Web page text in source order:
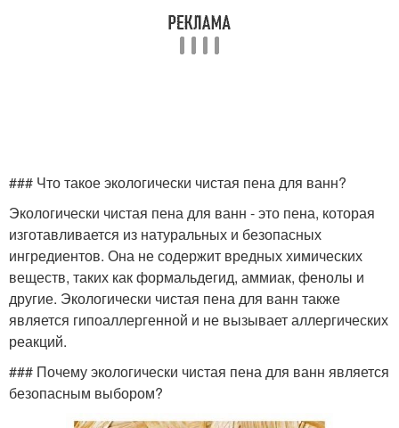
### Что такое экологически чистая пена для ванн?
Экологически чистая пена для ванн - это пена, которая
изготавливается из натуральных и безопасных
ингредиентов. Она не содержит вредных химических
веществ, таких как формальдегид, аммиак, фенолы и
другие. Экологически чистая пена для ванн также
является гипоаллергенной и не вызывает аллергических
реакций.
### Почему экологически чистая пена для ванн является
безопасным выбором?